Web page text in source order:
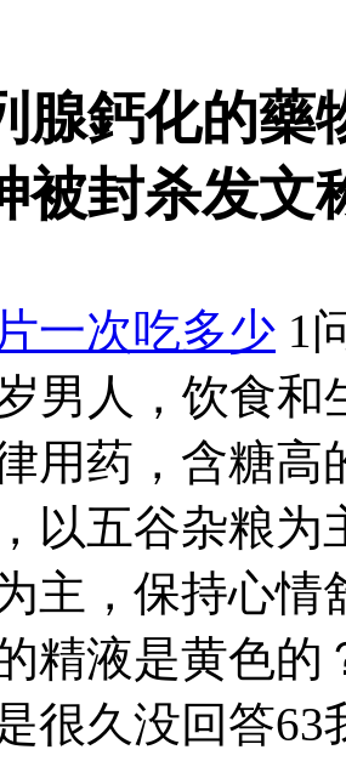
腺鈣化的藥
被封杀发文
一次吃多少 1
男人，饮食
用药，含糖
以五谷杂粮为
主，保持心情
精液是黄色
很久没回答